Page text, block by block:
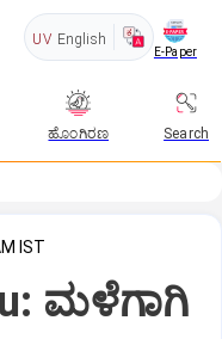
UV English
E-Paper
ಹೊಂಗಿರಣ Search
IST
ಮಳೆಗಾಗಿ